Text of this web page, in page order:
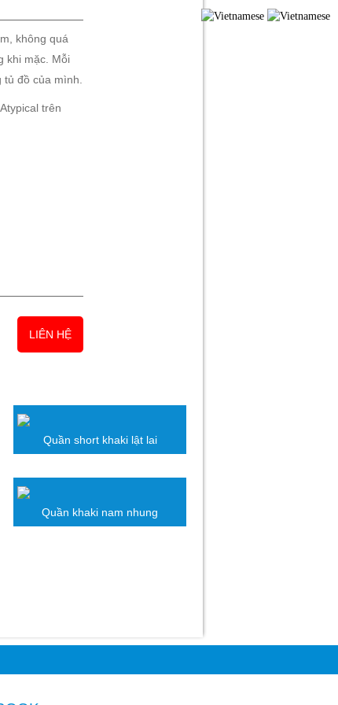
LIÊN HỆ
không quá
khi mặc. Mỗi
đồ của mình.
trên
LIÊN HỆ
Quần short khaki lật lai
Quần khaki nam nhung